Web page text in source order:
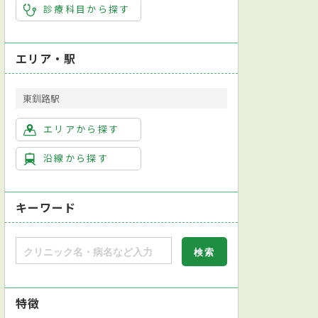
診療科目から探す
エリア・駅
東釧路駅
エリアから探す
沿線から探す
キーワード
特徴